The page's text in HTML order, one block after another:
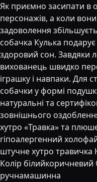
Як приємно засипати в
персонажів, а коли
задоволення
собачка Кулька
здоровий сон. Завдяки
вихованець швидко
іграшку і навпаки. Для
собачки у формі
натуральні та
зовнішнього
хутро «Травка» та
гіпоалергенний
штучне хутро
Колір
ручнамашинна